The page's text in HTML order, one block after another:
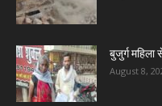
बुजुर्ग महिला
August 8,